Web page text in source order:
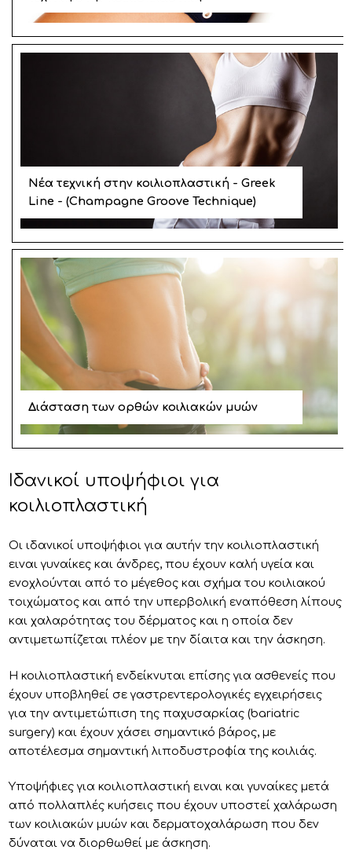
Νέα τεχνική στην κοιλιοπλαστική - Greek
Line - (Champagne Groove Technique)
Διάσταση των ορθών κοιλιακών μυών
Ιδανικοί υποψήφιοι για
κοιλιοπλαστική
Οι ιδανικοί υποψήφιοι για αυτήν την κοιλιοπλαστική
ειναι γυναίκες και άνδρες, που έχουν καλή υγεία και
ενοχλούνται από το μέγεθος και σχήμα του κοιλιακού
τοιχώματος και από την υπερβολική εναπόθεση λίπους
και χαλαρότητας του δέρματος και η οποία δεν
αντιμετωπίζεται πλέον με την δίαιτα και την άσκηση.
Η κοιλιοπλαστική ενδείκνυται επίσης για ασθενείς που
έχουν υποβληθεί σε γαστρεντερολογικές εγχειρήσεις
για την αντιμετώπιση της παχυσαρκίας (bariatric
surgery) και έχουν χάσει σημαντικό βάρος, με
αποτέλεσμα σημαντική λιποδυστροφία της κοιλιάς.
Υποψήφιες για κοιλιοπλαστική ειναι και γυναίκες μετά
από πολλαπλές κυήσεις που έχουν υποστεί χαλάρωση
των κοιλιακών μυών και δερματοχαλάρωση που δεν
δύναται να διορθωθεί με άσκηση.